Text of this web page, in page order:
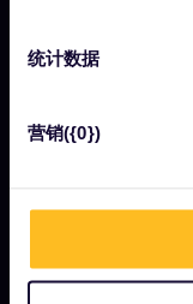
统计数据
营销({0})
Interrail影响报告
如何使用您的通票